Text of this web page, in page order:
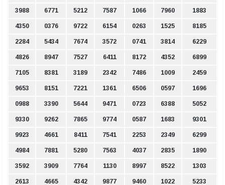
3988 6771 5212 7587 1066 7960 1883
4350 0376 9722 6154 0263 1525 8185
2284 5434 7674 3572 0741 3814 6229
4826 8947 7527 6411 8172 4352 6899
7105 8381 3189 2342 7486 1009 2459
9653 8151 7221 1361 6506 0597 1696
0988 3390 5644 9471 0723 6388 5052
9330 9262 7865 9774 0587 1683 9301
9923 4661 8411 7541 2253 2349 6299
4984 7881 5280 7563 4037 2835 1890
3592 3909 7764 1130 8997 8522 1303
2613 4665 4342 9877 9460 1022 5233